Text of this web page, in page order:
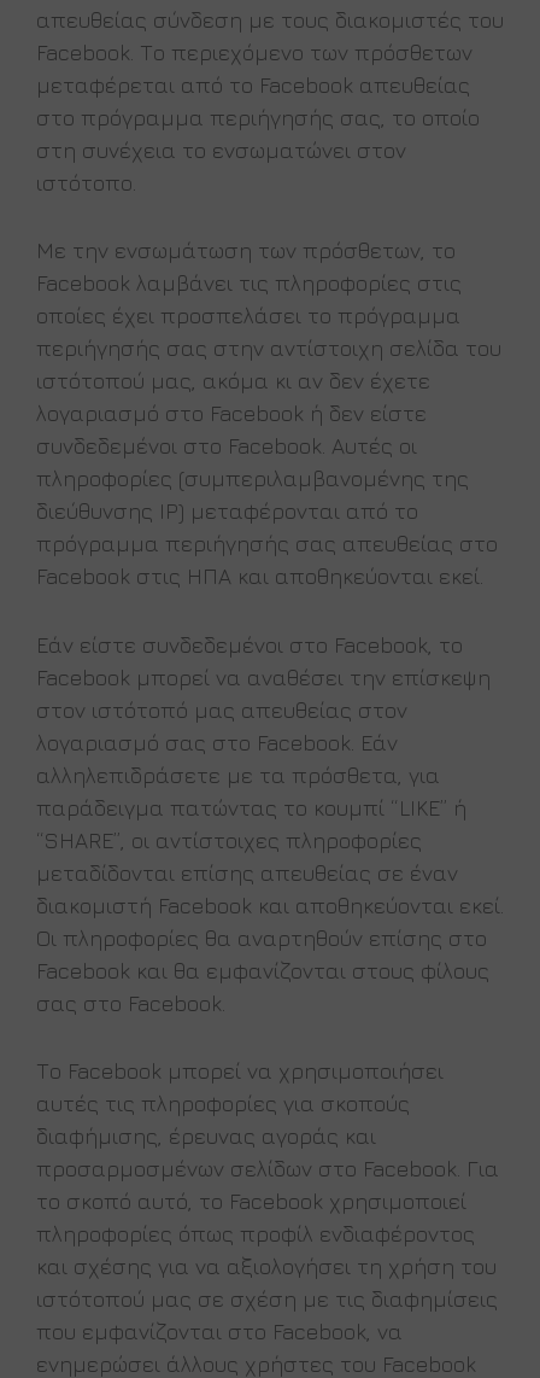
απευθείας σύνδεση με τους διακομιστές του
Facebook. Το περιεχόμενο των πρόσθετων
μεταφέρεται από το Facebook απευθείας
στο πρόγραμμα περιήγησής σας, το οποίο
στη συνέχεια το ενσωματώνει στον
ιστότοπο.
Με την ενσωμάτωση των πρόσθετων, το
Facebook λαμβάνει τις πληροφορίες στις
οποίες έχει προσπελάσει το πρόγραμμα
περιήγησής σας στην αντίστοιχη σελίδα του
ιστότοπού μας, ακόμα κι αν δεν έχετε
λογαριασμό στο Facebook ή δεν είστε
συνδεδεμένοι στο Facebook. Αυτές οι
πληροφορίες (συμπεριλαμβανομένης της
διεύθυνσης IP) μεταφέρονται από το
πρόγραμμα περιήγησής σας απευθείας στο
Facebook στις ΗΠΑ και αποθηκεύονται εκεί.
Εάν είστε συνδεδεμένοι στο Facebook, το
Facebook μπορεί να αναθέσει την επίσκεψη
στον ιστότοπό μας απευθείας στον
λογαριασμό σας στο Facebook. Εάν
αλληλεπιδράσετε με τα πρόσθετα, για
παράδειγμα πατώντας το κουμπί “LIKE” ή
“SHARE”, οι αντίστοιχες πληροφορίες
μεταδίδονται επίσης απευθείας σε έναν
διακομιστή Facebook και αποθηκεύονται εκεί.
Οι πληροφορίες θα αναρτηθούν επίσης στο
Facebook και θα εμφανίζονται στους φίλους
σας στο Facebook.
Το Facebook μπορεί να χρησιμοποιήσει
αυτές τις πληροφορίες για σκοπούς
διαφήμισης, έρευνας αγοράς και
προσαρμοσμένων σελίδων στο Facebook. Για
το σκοπό αυτό, το Facebook χρησιμοποιεί
πληροφορίες όπως προφίλ ενδιαφέροντος
και σχέσης για να αξιολογήσει τη χρήση του
ιστότοπού μας σε σχέση με τις διαφημίσεις
που εμφανίζονται στο Facebook, να
ενημερώσει άλλους χρήστες του Facebook